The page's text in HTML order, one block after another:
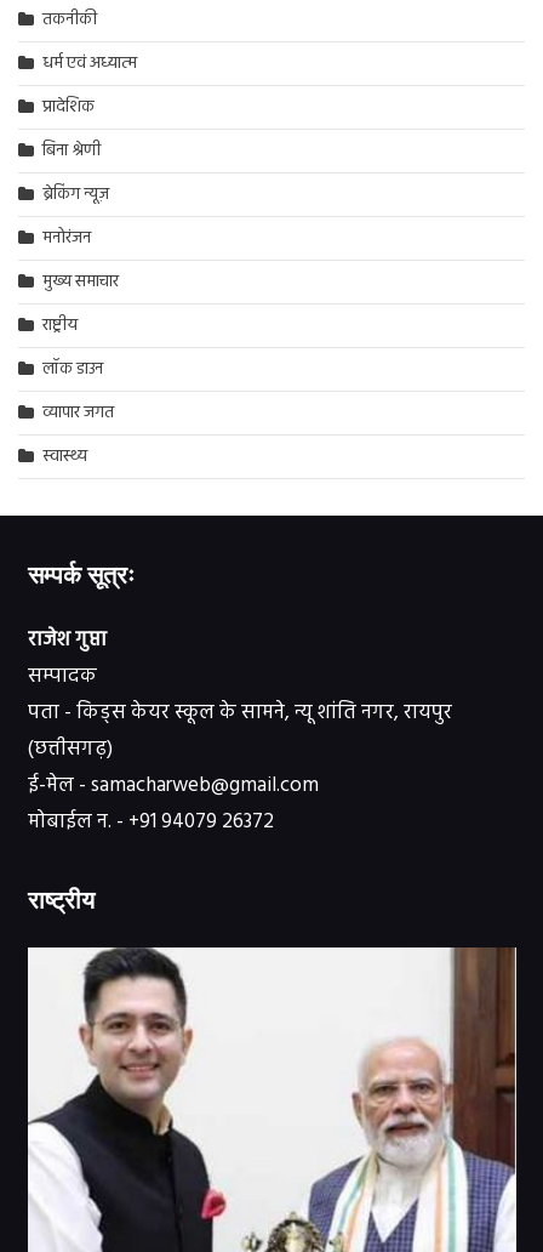
तकनीकी
धर्म एवं अध्यात्म
प्रादेशिक
बिना श्रेणी
ब्रेकिंग न्यूज़
मनोरंजन
मुख्य समाचार
राष्ट्रीय
लॉक डाउन
व्यापार जगत
स्वास्थ्य
सम्पर्क सूत्रः
राजेश गुप्ता
सम्पादक
पता - किड्स केयर स्कूल के सामने, न्यू शांति नगर, रायपुर
(छत्तीसगढ़)
ई-मेल - samacharweb@gmail.com
मोबाईल न. - +91 94079 26372
राष्ट्रीय